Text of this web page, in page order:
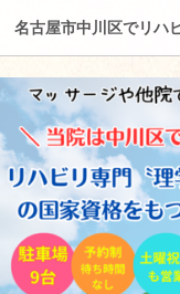
名古屋市中川区でリハ